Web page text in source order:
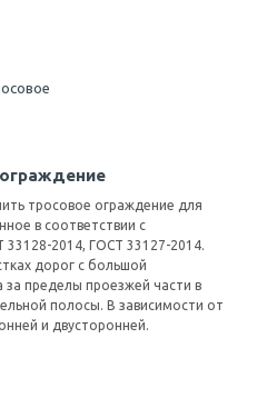
тросовое ограждение для
в соответствии с
2014, ГОСТ 33127-2014.
дорог с большой
пределы проезжей части в
полосы. В зависимости от
и двусторонней.